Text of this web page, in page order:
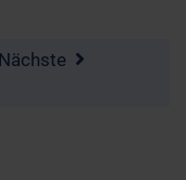
Nächste